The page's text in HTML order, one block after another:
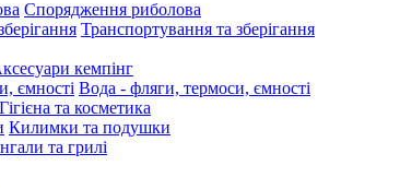
Спорядження риболова
Транспортування та зберігання
кемпінг
Вода - фляги, термоси, ємності
Гігієна та косметика
Килимки та подушки
та грилі